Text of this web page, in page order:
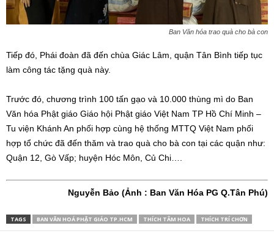
Ban Văn hóa trao quà cho bà con
Tiếp đó, Phái đoàn đã đến chùa Giác Lâm, quận Tân Bình tiếp tục
làm công tác tặng quà này.
Trước đó, chương trình 100 tấn gạo và 10.000 thùng mì do Ban
Văn hóa Phật giáo Giáo hội Phật giáo Việt Nam TP Hồ Chí Minh –
Tu viện Khánh An phối hợp cùng hệ thống MTTQ Việt Nam phối
hợp tổ chức đã đến thăm và trao quà cho bà con tại các quận như:
Quận 12, Gò Vấp; huyện Hóc Môn, Củ Chi….
Nguyễn Bảo (Ảnh : Ban Văn Hóa PG Q.Tân Phú)
TAGS BAN VĂN HOÁ PHẬT GIÁO TP.HCM THÍCH TÂM HOA THÍCH TRÍ CHƠN